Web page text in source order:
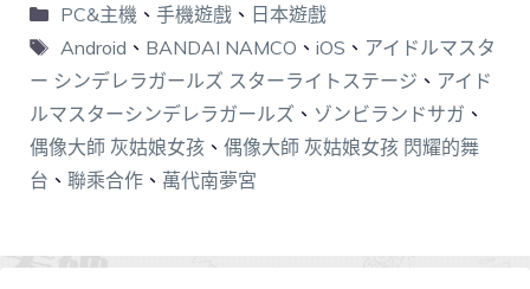
PC&主機 、 手機遊戲、 日本遊戲
Android 、 BANDAI NAMCO 、 iOS 、 アイドルマスタ
ー シンデレラガールズ スターライトステージ 、 アイド
ルマスターシンデレラガールズ 、 ゾンビランドサガ 、
偶像大師 灰姑娘女孩 、 偶像大師 灰姑娘女孩 閃耀的舞
台 、 聯乘合作 、 萬代南夢宮